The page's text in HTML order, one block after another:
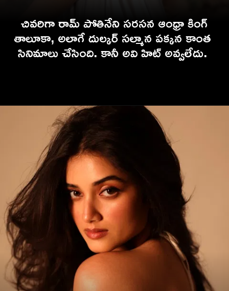
చివరిగా రామ్ పోతినేని సరసన ఆంధ్రా కింగ్
తాలూకా, అలాగే దుల్కర్ సల్మాన పక్కన కాంత
సినిమాలు చేసింది. కానీ అవి హిట్ అవ్వలేదు.